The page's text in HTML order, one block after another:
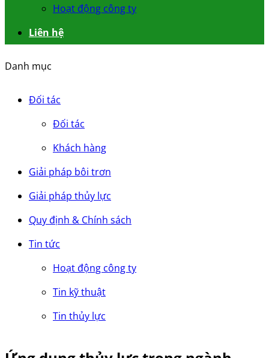
Hoạt động công ty
Liên hệ
Danh mục
Đối tác
Đối tác
Khách hàng
Giải pháp bôi trơn
Giải pháp thủy lực
Quy định & Chính sách
Tin tức
Hoạt động công ty
Tin kỹ thuật
Tin thủy lực